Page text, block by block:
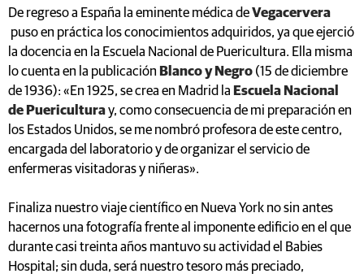
De regreso a España la eminente médica deVegacervera
puso en práctica los conocimientos adquiridos, ya que ejerció
la docencia en la Escuela Nacional de Puericultura. Ella misma
lo cuenta en la publicación Blanco y Negro (15 de diciembre
de 1936): «En 1925, se crea en Madrid la Escuela Nacional
de Puericulturay, como consecuencia de mi preparación en
los Estados Unidos, se me nombró profesora de este centro,
encargada del laboratorio y de organizar el servicio de
enfermeras visitadoras y niñeras».
Finaliza nuestro viaje científico en Nueva York no sin antes
hacernos una fotografía frente al imponente edificio en el que
durante casi treinta años mantuvo su actividad el Babies
Hospital; sin duda, será nuestro tesoro más preciado,